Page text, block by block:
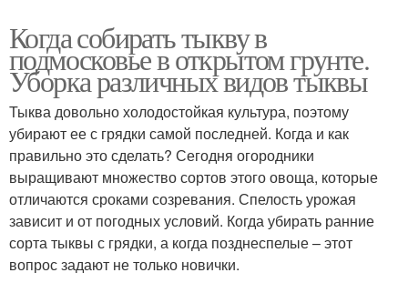
Когда собирать тыкву в
подмосковье в открытом грунте.
Уборка различных видов тыквы
Тыква довольно холодостойкая культура, поэтому
убирают ее с грядки самой последней. Когда и как
правильно это сделать? Сегодня огородники
выращивают множество сортов этого овоща, которые
отличаются сроками созревания. Спелость урожая
зависит и от погодных условий. Когда убирать ранние
сорта тыквы с грядки, а когда позднеспелые – этот
вопрос задают не только новички.